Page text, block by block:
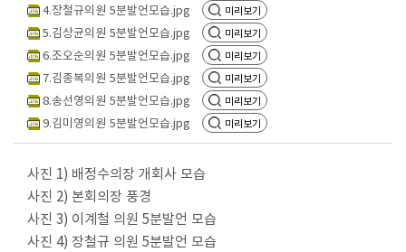
인
터
넷
방
송
안
정
보
4.장철규의원 5분발언모습.jpg 미리보기
5.김상균의원 5분발언모습.jpg 미리보기
6.조오순의원 5분발언모습.jpg 미리보기
7.김종복의원 5분발언모습.jpg 미리보기
8.송선영의원 5분발언모습.jpg 미리보기
9.김미영의원 5분발언모습.jpg 미리보기
사진 1) 배정수의장 개회사 모습
사진 2) 본회의장 풍경
사진 3) 이계철 의원 5분발언 모습
사진 4) 장철규 의원 5분발언 모습